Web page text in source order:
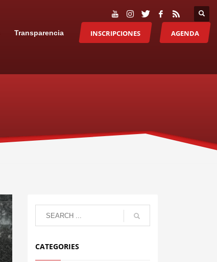
Transparencia INSCRIPCIONES AGENDA
CATEGORIES